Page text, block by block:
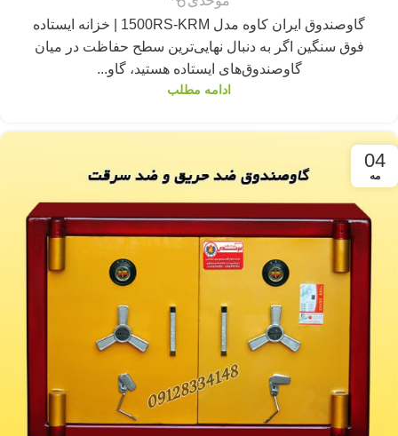
گاوصندوق ایران کاوه مدل 1500RS-KRM | خزانه ایستاده
فوق سنگین اگر به دنبال نهایی‌ترین سطح حفاظت در میان
گاوصندوق‌های ایستاده هستید، گاو...
ادامه مطلب
04
مه